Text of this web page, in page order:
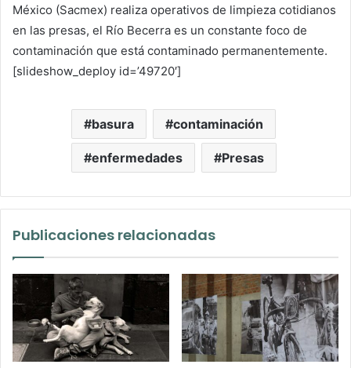
México (Sacmex) realiza operativos de limpieza cotidianos
en las presas, el Río Becerra es un constante foco de
contaminación que está contaminado permanentemente.
[slideshow_deploy id=’49720′]
basura contaminación
enfermedades Presas
Publicaciones relacionadas